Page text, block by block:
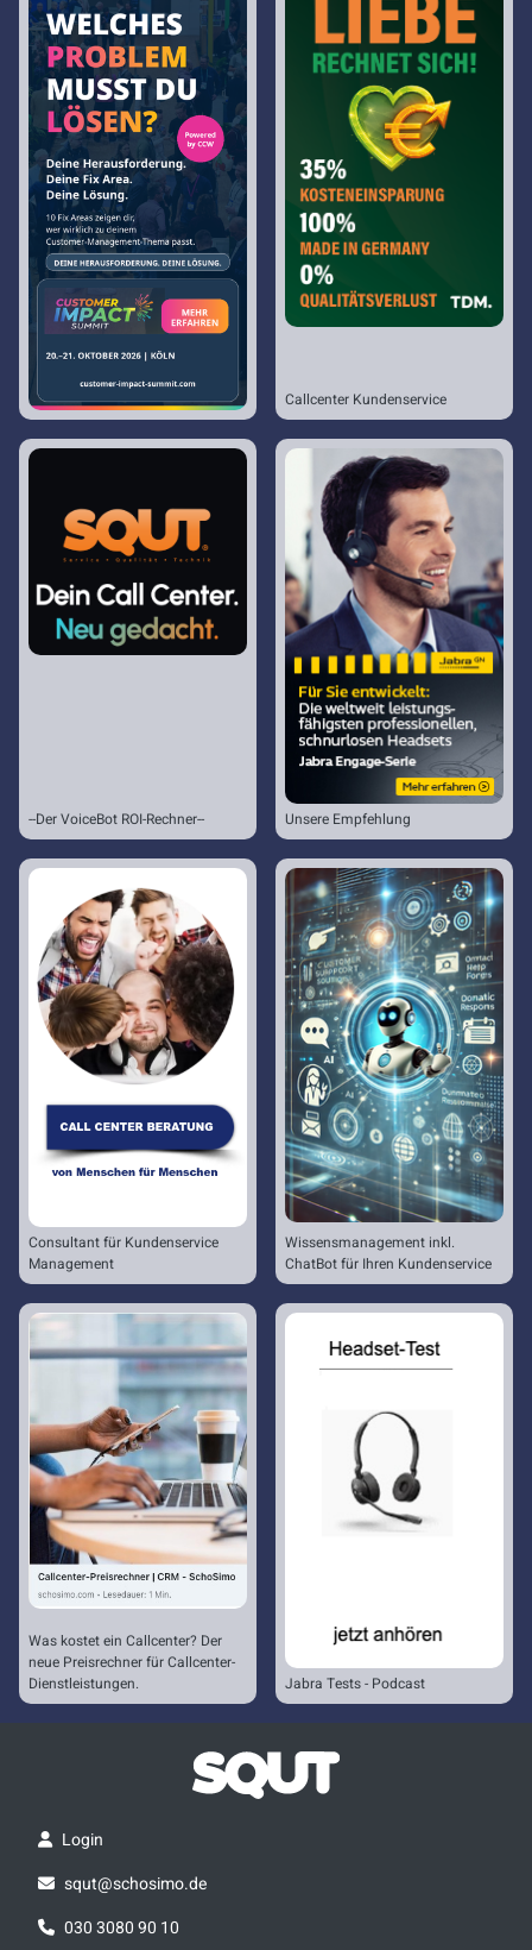
Callcenter Kundenservice
--Der VoiceBot ROI-Rechner-- Unsere Empfehlung
Consultant für Kundenservice
Management
Wissensmanagement inkl.
ChatBot für Ihren Kundenservice
Was kostet ein Callcenter? Der
neue Preisrechner für Callcenter-
Dienstleistungen.
Jabra Tests - Podcast
Login
squt@schosimo.de
030 3080 90 10